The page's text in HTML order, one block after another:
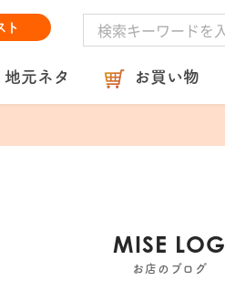
ト
地元ネタ お買い物
MISE LOG
お店のブログ